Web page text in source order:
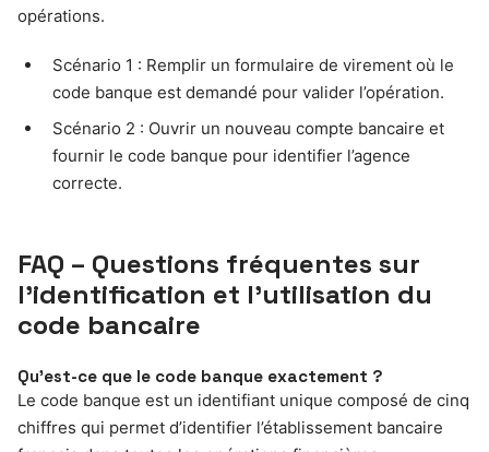
opérations.
Scénario 1 : Remplir un formulaire de virement où le
code banque est demandé pour valider l’opération.
Scénario 2 : Ouvrir un nouveau compte bancaire et
fournir le code banque pour identifier l’agence
correcte.
FAQ – Questions fréquentes sur
l’identification et l’utilisation du
code bancaire
Qu’est-ce que le code banque exactement ?
Le code banque est un identifiant unique composé de cinq
chiffres qui permet d’identifier l’établissement bancaire